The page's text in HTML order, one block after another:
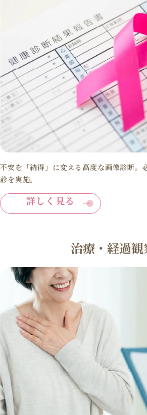
不安を「納得」に変える高度な画像診断。
診を実施。
詳しく見る
治療・経過観